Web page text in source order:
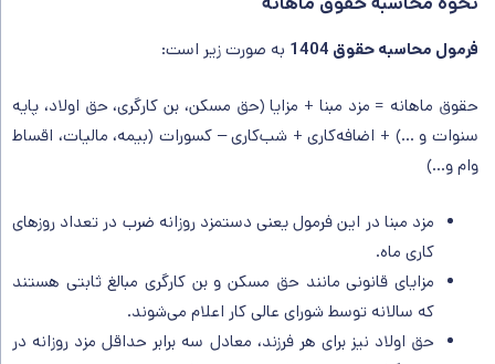
فرمول محاسبه حقوق 1404 به صورت زیر است:
حقوق ماهانه = مزد مبنا + مزایا (حق مسکن، بن کارگری، حق اولاد، پایه
سنوات و …) + اضافه‌کاری + شب‌کاری – کسورات (بیمه، مالیات، اقساط
وام و…)
مزد مبنا در این فرمول یعنی دستمزد روزانه ضرب در تعداد روزهای
کاری ماه.
مزایای قانونی مانند حق مسکن و بن کارگری مبالغ ثابتی هستند
که سالانه توسط شورای عالی کار اعلام می‌شوند.
حق اولاد نیز برای هر فرزند، معادل سه برابر حداقل مزد روزانه در